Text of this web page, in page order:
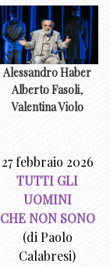
Alessandro Haber
Alberto Fasoli,
Valentina Violo
27 febbraio 2026
TUTTI GLI
UOMINI
CHE NON SONO
(di Paolo
Calabresi)